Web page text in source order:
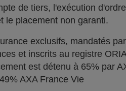
de tiers, l'exécution
le placement non garanti.
exclusifs, mandatés
et inscrits au registre
est détenu à 65% par
AXA France Vie